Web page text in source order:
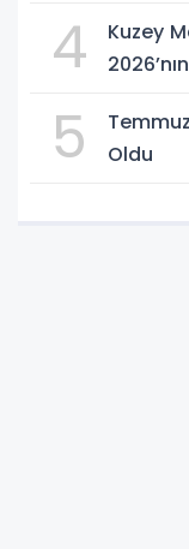
4
Kuzey
5
Oldu